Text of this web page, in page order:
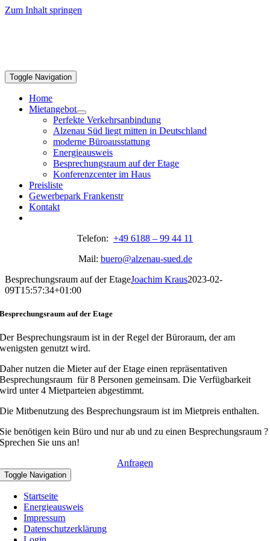
Zum Inhalt springen
Toggle Navigation
Home
Mietangebot
Perfekte Verkehrsanbindung
Alzenau Süd liegt mitten in Deutschland
moderne Büroausstattung
Energieausweis
Besprechungsraum auf der Etage
Konferenzcenter im Haus
Preisliste
Gewerbepark Frankenstr
Kontakt
Telefon: +49 6188 – 99 44 11
Mail: buero@alzenau-sued.de
Besprechungsraum auf der EtageJoachim Kraus2023-02-
09T15:57:34+01:00
Besprechungsraum auf der Etage
Der Besprechungsraum ist in der Regel der Büroraum, der am
wenigsten genutzt wird.
Daher nutzen die Mieter auf der Etage einen repräsentativen
Besprechungsraum für 8 Personen gemeinsam. Die Verfügbarkeit
wird unter 4 Mietparteien abgestimmt.
Die Mitbenutzung des Besprechungsraum ist im Mietpreis enthalten.
Sie benötigen kein Büro und nur ab und zu einen Besprechungsraum ?
Sprechen Sie uns an!
Anfragen
Toggle Navigation
Startseite
Energieausweis
Impressum
Datenschutzerklärung